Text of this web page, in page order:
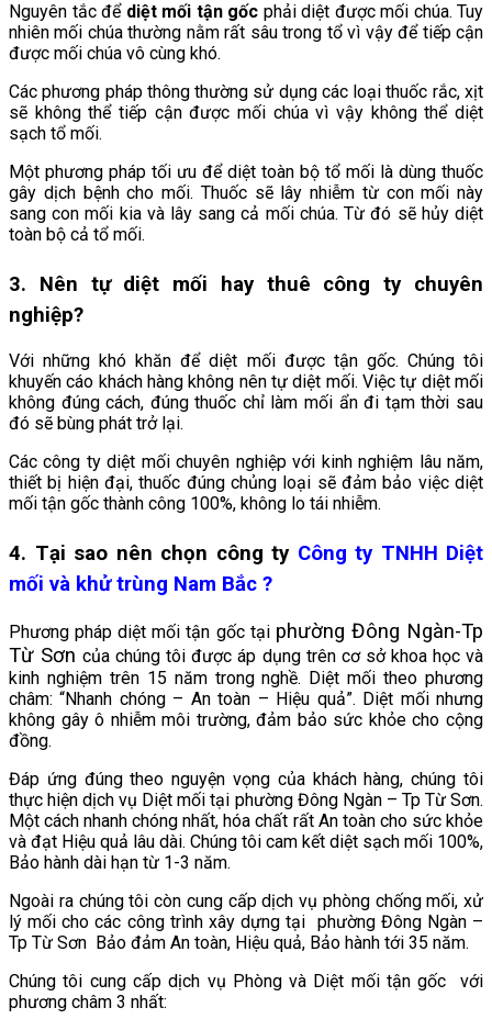
Nguyên tắc để diệt mối tận gốc phải diệt được mối chúa. Tuy
nhiên mối chúa thường nằm rất sâu trong tổ vì vậy để tiếp cận
được mối chúa vô cùng khó.
Các phương pháp thông thường sử dụng các loại thuốc rắc, xịt
sẽ không thể tiếp cận được mối chúa vì vậy không thể diệt
sạch tổ mối.
Một phương pháp tối ưu để diệt toàn bộ tổ mối là dùng thuốc
gây dịch bệnh cho mối. Thuốc sẽ lây nhiễm từ con mối này
sang con mối kia và lây sang cả mối chúa. Từ đó sẽ hủy diệt
toàn bộ cả tổ mối.
3. Nên tự diệt mối hay thuê công ty chuyên
nghiệp?
Với những khó khăn để diệt mối được tận gốc. Chúng tôi
khuyến cáo khách hàng không nên tự diệt mối. Việc tự diệt mối
không đúng cách, đúng thuốc chỉ làm mối ẩn đi tạm thời sau
đó sẽ bùng phát trở lại.
Các công ty diệt mối chuyên nghiệp với kinh nghiệm lâu năm,
thiết bị hiện đại, thuốc đúng chủng loại sẽ đảm bảo việc diệt
mối tận gốc thành công 100%, không lo tái nhiễm.
4. Tại sao nên chọn công ty Công ty TNHH Diệt
mối và khử trùng Nam Bắc ?
Phương pháp diệt mối tận gốc tại phường Đông Ngàn-Tp
Từ Sơncủa chúng tôi được áp dụng trên cơ sở khoa học và
kinh nghiệm trên 15 năm trong nghề. Diệt mối theo phương
châm: “Nhanh chóng – An toàn – Hiệu quả”. Diệt mối nhưng
không gây ô nhiễm môi trường, đảm bảo sức khỏe cho cộng
đồng.
Đáp ứng đúng theo nguyện vọng của khách hàng, chúng tôi
thực hiện dịch vụ Diệt mối tại phường Đông Ngàn – Tp Từ Sơn.
Một cách nhanh chóng nhất, hóa chất rất An toàn cho sức khỏe
và đạt Hiệu quả lâu dài. Chúng tôi cam kết diệt sạch mối 100%,
Bảo hành dài hạn từ 1-3 năm.
Ngoài ra chúng tôi còn cung cấp dịch vụ phòng chống mối, xử
lý mối cho các công trình xây dựng tại phường Đông Ngàn –
Tp Từ Sơn Bảo đảm An toàn, Hiệu quả, Bảo hành tới 35 năm.
Chúng tôi cung cấp dịch vụ Phòng và Diệt mối tận gốc với
phương châm 3 nhất: